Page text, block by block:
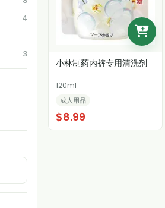
4
3
小林制药内裤专用清洗剂
120ml
成人用品
$8.99